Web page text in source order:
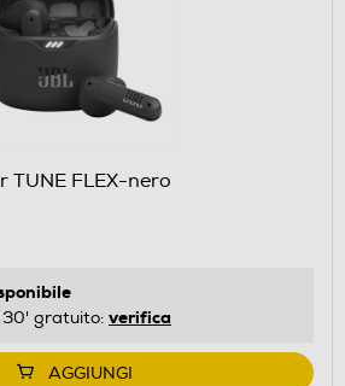
TUNE FLEX-nero
30' gratuito: verifica
AGGIUNGI